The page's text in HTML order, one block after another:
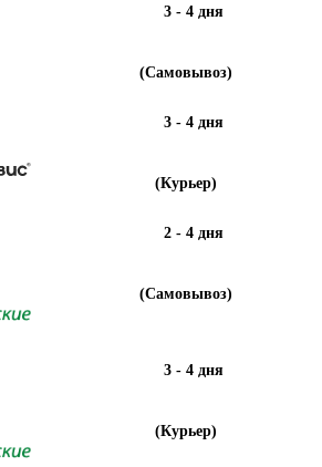
3 - 4 дня
(Самовывоз)
3 - 4 дня
(Курьер)
2 - 4 дня
(Самовывоз)
3 - 4 дня
(Курьер)